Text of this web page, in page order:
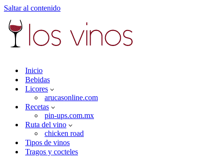
Saltar al contenido
Inicio
Bebidas
Licores
arucasonline.com
Recetas
pin-ups.com.mx
Ruta del vino
chicken road
Tipos de vinos
Tragos y cocteles